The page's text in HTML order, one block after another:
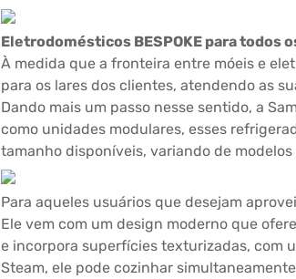
Eletrodomésticos BESPOKE para todos
À medida que a fronteira entre móeis e
para os lares dos clientes, atendendo as
Dando mais um passo nesse sentido, a
como unidades modulares, esses
tamanho disponíveis, variando de
Para aqueles usuários que desejam
Ele vem com um design moderno que
e incorpora superfícies texturizadas, com
Steam, ele pode cozinhar